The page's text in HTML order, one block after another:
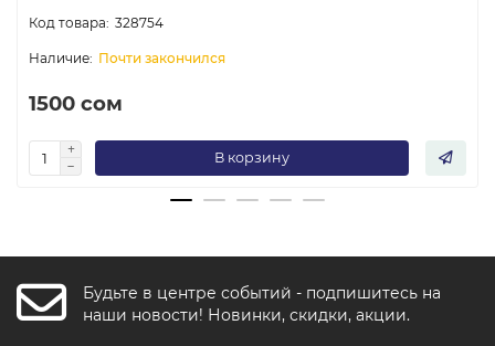
328754
Почти закончился
1500 сом
В корзину
Будьте в центре событий - подпишитесь на
наши новости! Новинки, скидки, акции.
F FishkaAI
Обычно отвечаем за минуту